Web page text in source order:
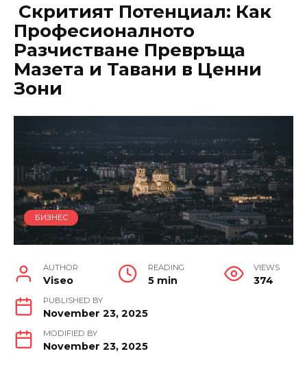
Скритият Потенциал: Как
Професионалното
Разчистване Превръща
Мазета и Тавани в Ценни
Зони
БИЗНЕС
AUTHOR
Viseo
READING
5 min
VIEWS
374
PUBLISHED BY
November 23, 2025
MODIFIED BY
November 23, 2025